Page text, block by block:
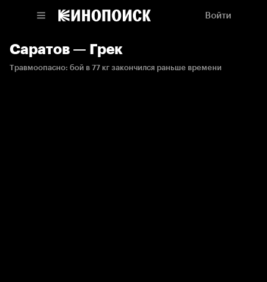
Войти
Саратов — Грек
Травмоопасно: бой в 77 кг закончился раньше времени